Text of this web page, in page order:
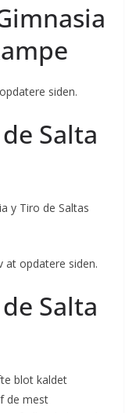
siden.
Salta
y Tiro de Saltas
at opdatere siden.
Salta
blot kaldet
de mest